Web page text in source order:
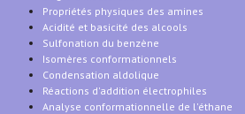
Propriétés physiques des amines
Acidité et basicité des alcools
Sulfonation du benzène
Isomères conformationnels
Condensation aldolique
Réactions d'addition électrophiles
Analyse conformationnelle de l'éthane